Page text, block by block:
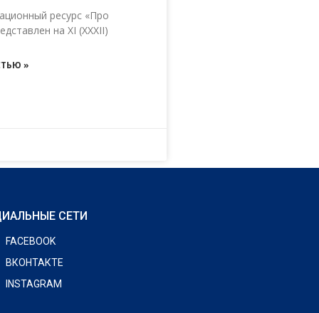
ресурс «Про
на XI (XXXII)
»
СЕТИ
FACEBOOK
ВКОНТАКТЕ
INSTAGRAM